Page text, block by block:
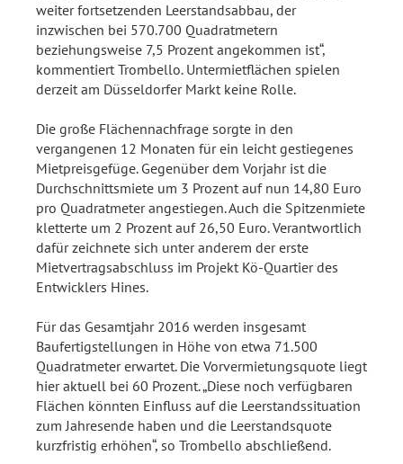
weiter fortsetzenden Leerstandsabbau, der
inzwischen bei 570.700 Quadratmetern
beziehungsweise 7,5 Prozent angekommen ist“,
kommentiert Trombello. Untermietflächen spielen
derzeit am Düsseldorfer Markt keine Rolle.
Die große Flächennachfrage sorgte in den
vergangenen 12 Monaten für ein leicht gestiegenes
Mietpreisgefüge. Gegenüber dem Vorjahr ist die
Durchschnittsmiete um 3 Prozent auf nun 14,80 Euro
pro Quadratmeter angestiegen. Auch die Spitzenmiete
kletterte um 2 Prozent auf 26,50 Euro. Verantwortlich
dafür zeichnete sich unter anderem der erste
Mietvertragsabschluss im Projekt Kö-Quartier des
Entwicklers Hines.
Für das Gesamtjahr 2016 werden insgesamt
Baufertigstellungen in Höhe von etwa 71.500
Quadratmeter erwartet. Die Vorvermietungsquote liegt
hier aktuell bei 60 Prozent. „Diese noch verfügbaren
Flächen könnten Einfluss auf die Leerstandssituation
zum Jahresende haben und die Leerstandsquote
kurzfristig erhöhen“, so Trombello abschließend.